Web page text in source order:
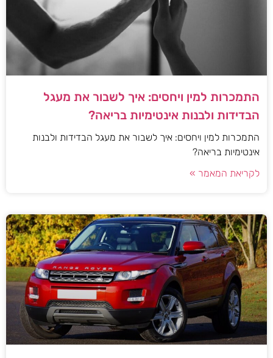
התמכרות למין ויחסים: איך לשבור את מעגל
הבדידות ולבנות אינטימיות בריאה?
התמכרות למין ויחסים: איך לשבור את מעגל הבדידות ולבנות
אינטימיות בריאה?
לקריאת המאמר »